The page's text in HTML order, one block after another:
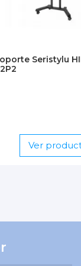
Seristylu
Ver